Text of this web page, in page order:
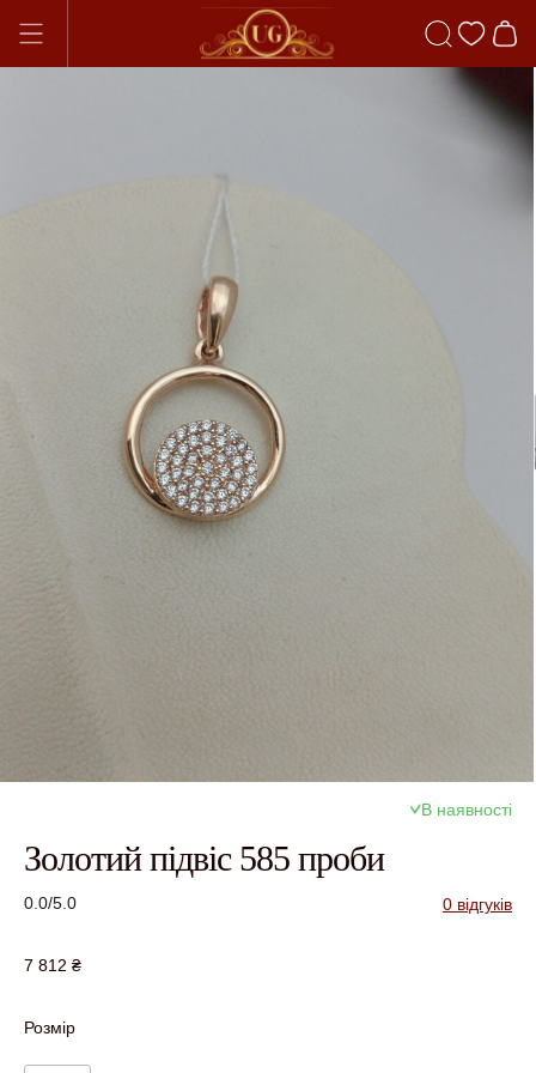
В наявності
Золотий підвіс 585 проби
0.0/5.0 0 відгуків
7 812 ₴
Розмір